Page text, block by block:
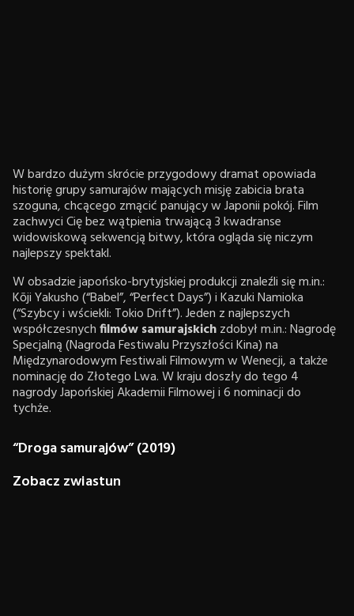
W bardzo dużym skrócie przygodowy dramat opowiada
historię grupy samurajów mających misję zabicia brata
szoguna, chcącego zmącić panujący w Japonii pokój. Film
zachwyci Cię bez wątpienia trwającą 3 kwadranse
widowiskową sekwencją bitwy, która ogląda się niczym
najlepszy spektakl.
W obsadzie japońsko-brytyjskiej produkcji znaleźli się m.in.:
Kōji Yakusho (“Babel”, “Perfect Days”) i Kazuki Namioka
(“Szybcy i wściekli: Tokio Drift”). Jeden z najlepszych
współczesnychfilmów samurajskichzdobył m.in.: Nagrodę
Specjalną (Nagroda Festiwalu Przyszłości Kina) na
Międzynarodowym Festiwali Filmowym w Wenecji, a także
nominację do Złotego Lwa. W kraju doszły do tego 4
nagrody Japońskiej Akademii Filmowej i 6 nominacji do
tychże.
“Droga samurajów” (2019)
Zobacz zwiastun